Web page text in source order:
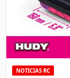
NOTICIAS RC